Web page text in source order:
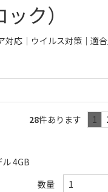
ク）
応｜ウイルス対策｜適
28件あります 1
4GB
数量